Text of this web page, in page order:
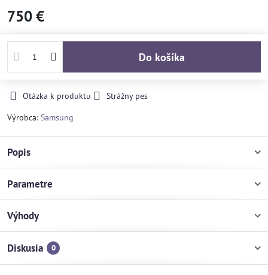
750 €
Do košíka
Otázka k produktu
Strážny pes
Výrobca: Samsung
Popis
Parametre
Výhody
Diskusia 0